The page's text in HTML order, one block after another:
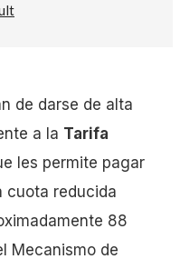
de darse de alta
a la Tarifa
les permite pagar
cuota reducida
88
Mecanismo de